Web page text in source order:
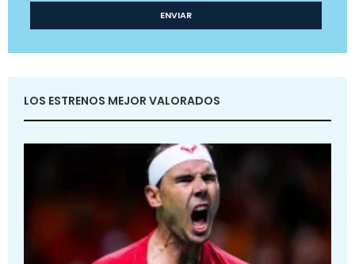
LOS ESTRENOS MEJOR VALORADOS